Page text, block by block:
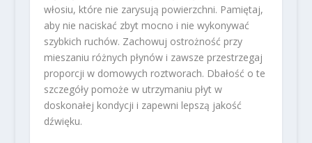
włosiu, które nie zarysują powierzchni. Pamiętaj,
aby nie naciskać zbyt mocno i nie wykonywać
szybkich ruchów. Zachowuj ostrożność przy
mieszaniu różnych płynów i zawsze przestrzegaj
proporcji w domowych roztworach. Dbałość o te
szczegóły pomoże w utrzymaniu płyt w
doskonałej kondycji i zapewni lepszą jakość
dźwięku.